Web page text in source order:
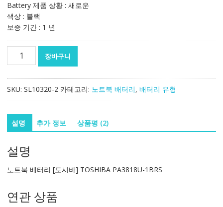
Battery 제품 상황 : 새로운
색상 : 블랙
보증 기간 : 1 년
터
[도
시
TOSHIBA
PA3818U-
1BRS
량
장바구니
SKU: SL10320-2 카테고리: 노트북 배터리, 배터리 유형
설명 추가 정보 상품평 (2)
설명
노트북 배터리 [도시바] TOSHIBA PA3818U-1BRS
연관 상품